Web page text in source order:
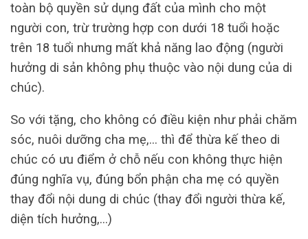
toàn bộ quyền sử dụng đất của mình cho một
người con, trừ trường hợp con dưới 18 tuổi hoặc
trên 18 tuổi nhưng mất khả năng lao động (người
hưởng di sản không phụ thuộc vào nội dung của di
chúc).
So với tặng, cho không có điều kiện như phải chăm
sóc, nuôi dưỡng cha mẹ,… thì để thừa kế theo di
chúc có ưu điểm ở chỗ nếu con không thực hiện
đúng nghĩa vụ, đúng bổn phận cha mẹ có quyền
thay đổi nội dung di chúc (thay đổi người thừa kế,
diện tích hưởng,…)